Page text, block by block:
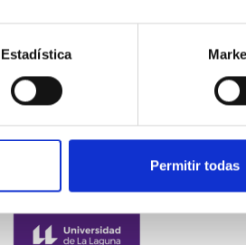
Estadística
Permitir todas